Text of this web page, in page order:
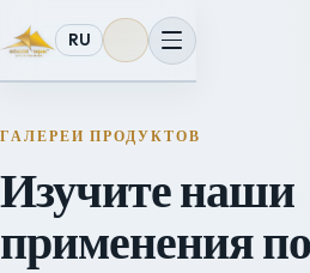
RU
ГАЛЕРЕИ ПРОДУКТОВ
Изучите наши
применения